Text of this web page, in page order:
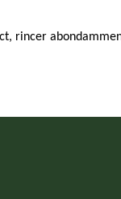
rincer